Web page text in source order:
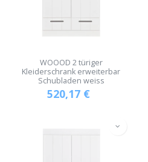
WOOOD 2 türiger
Kleiderschrank erweiterbar
Schubladen weiss
520,17 €